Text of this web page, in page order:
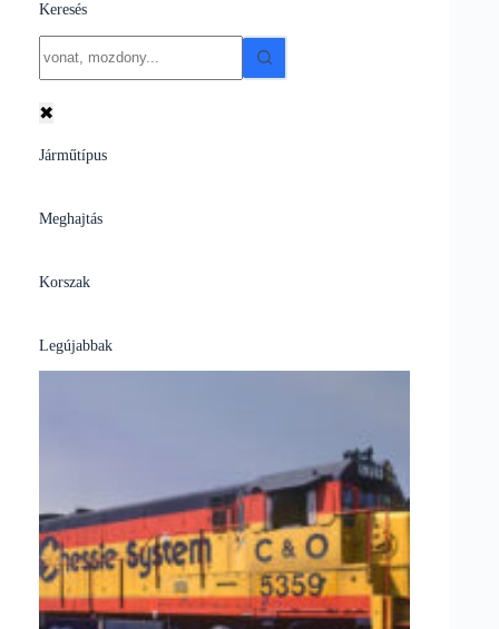
Keresés
results
✖
Járműtípus
Meghajtás
Korszak
Legújabbak